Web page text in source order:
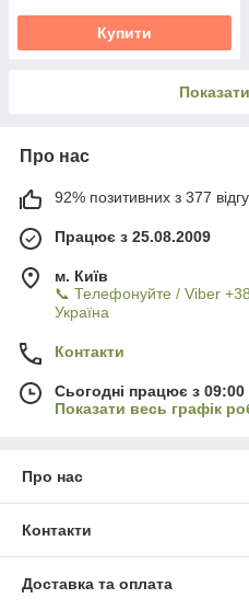
Купити
Про нас
92% позитивних з 377
Працює з 25.08.2009
м. Київ
📞 Телефонуйте / Viber
Україна
Контакти
Сьогодні працює з
Показати весь графік
Про нас
Контакти
Доставка та оплата